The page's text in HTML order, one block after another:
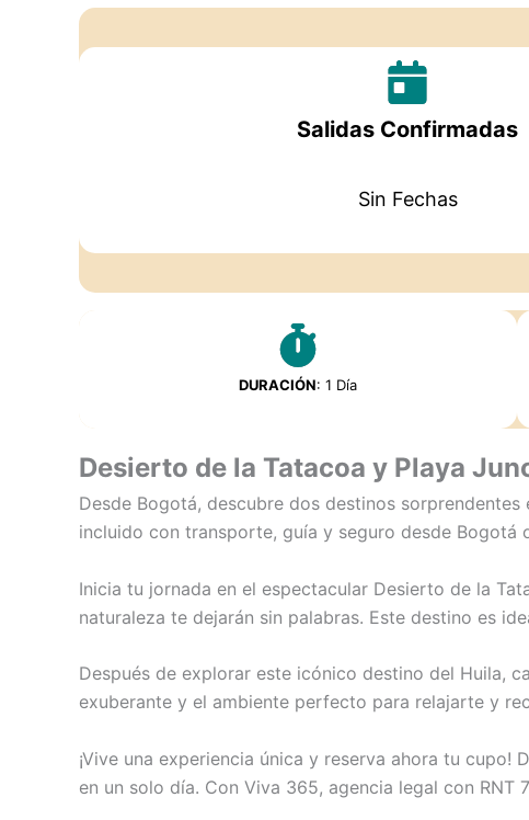
Salidas Confirmadas
Sin Fechas
DURACIÓN: 1 Día
Desierto de la Tatacoa y Playa
Desde Bogotá, descubre dos destinos
incluido con transporte, guía y seguro desde Bogotá
Inicia tu jornada en el espectacular Desierto de la
naturaleza te dejarán sin palabras. Este destino es
Después de explorar este icónico destino del Huila,
exuberante y el ambiente perfecto para relajarte y
¡Vive una experiencia única y reserva ahora tu
en un solo día. Con Viva 365, agencia legal con RNT